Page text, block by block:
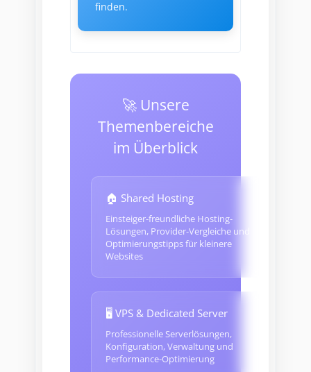
finden.
🚀 Unsere
Themenbereiche
im Überblick
🏠 Shared Hosting
Einsteiger-freundliche Hosting-
Lösungen, Provider-Vergleiche und
Optimierungstipps für kleinere
Websites
🖥️ VPS & Dedicated Server
Professionelle Serverlösungen,
Konfiguration, Verwaltung und
Performance-Optimierung